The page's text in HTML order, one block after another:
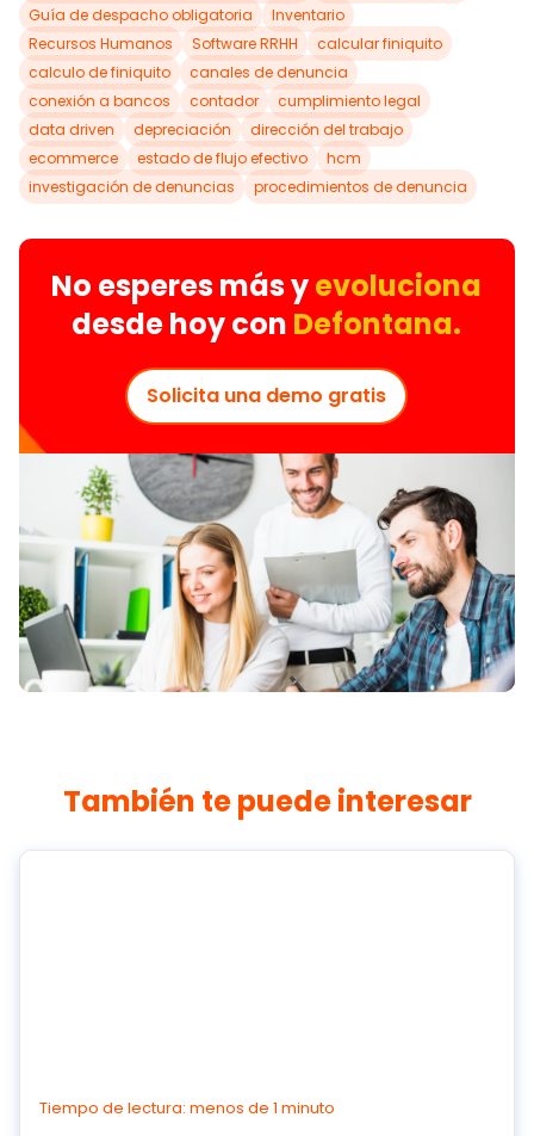
Guía de despacho obligatoria
Inventario
Recursos Humanos
Software RRHH
calcular finiquito
calculo de finiquito
canales de denuncia
conexión a bancos
contador
cumplimiento legal
data driven
depreciación
dirección del trabajo
ecommerce
estado de flujo efectivo
hcm
investigación de denuncias
procedimientos de denuncia
No esperes más yevoluciona
desde hoy con Defontana.
Solicita una demo gratis
También te puede interesar
Tiempo de lectura: menos de 1 minuto